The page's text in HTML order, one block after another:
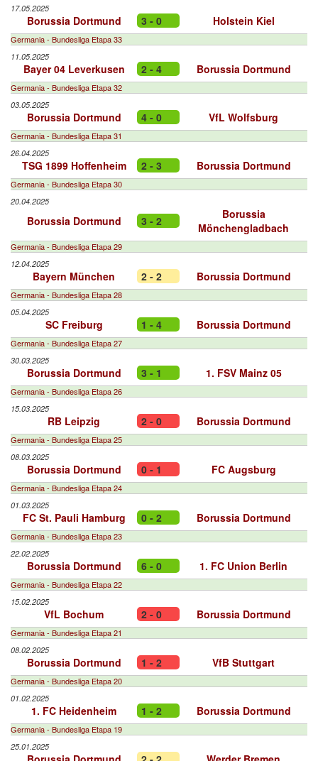
17.05.2025
Borussia Dortmund 3 - 0 Holstein Kiel
Germania - Bundesliga Etapa 33
11.05.2025
Bayer 04 Leverkusen 2 - 4 Borussia Dortmund
Germania - Bundesliga Etapa 32
03.05.2025
Borussia Dortmund 4 - 0 VfL Wolfsburg
Germania - Bundesliga Etapa 31
26.04.2025
TSG 1899 Hoffenheim 2 - 3 Borussia Dortmund
Germania - Bundesliga Etapa 30
20.04.2025
Borussia Dortmund 3 - 2
Borussia
Mönchengladbach
Germania - Bundesliga Etapa 29
12.04.2025
Bayern München 2 - 2 Borussia Dortmund
Germania - Bundesliga Etapa 28
05.04.2025
SC Freiburg 1 - 4 Borussia Dortmund
Germania - Bundesliga Etapa 27
30.03.2025
Borussia Dortmund 3 - 1 1. FSV Mainz 05
Germania - Bundesliga Etapa 26
15.03.2025
RB Leipzig 2 - 0 Borussia Dortmund
Germania - Bundesliga Etapa 25
08.03.2025
Borussia Dortmund 0 - 1 FC Augsburg
Germania - Bundesliga Etapa 24
01.03.2025
FC St. Pauli Hamburg 0 - 2 Borussia Dortmund
Germania - Bundesliga Etapa 23
22.02.2025
Borussia Dortmund 6 - 0 1. FC Union Berlin
Germania - Bundesliga Etapa 22
15.02.2025
VfL Bochum 2 - 0 Borussia Dortmund
Germania - Bundesliga Etapa 21
08.02.2025
Borussia Dortmund 1 - 2 VfB Stuttgart
Germania - Bundesliga Etapa 20
01.02.2025
1. FC Heidenheim 1 - 2 Borussia Dortmund
Germania - Bundesliga Etapa 19
25.01.2025